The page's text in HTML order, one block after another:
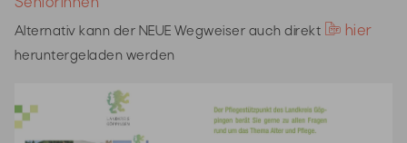
SeniorInnen
Alternativ kann der NEUE Wegweiser auch direkt hier
heruntergeladen werden